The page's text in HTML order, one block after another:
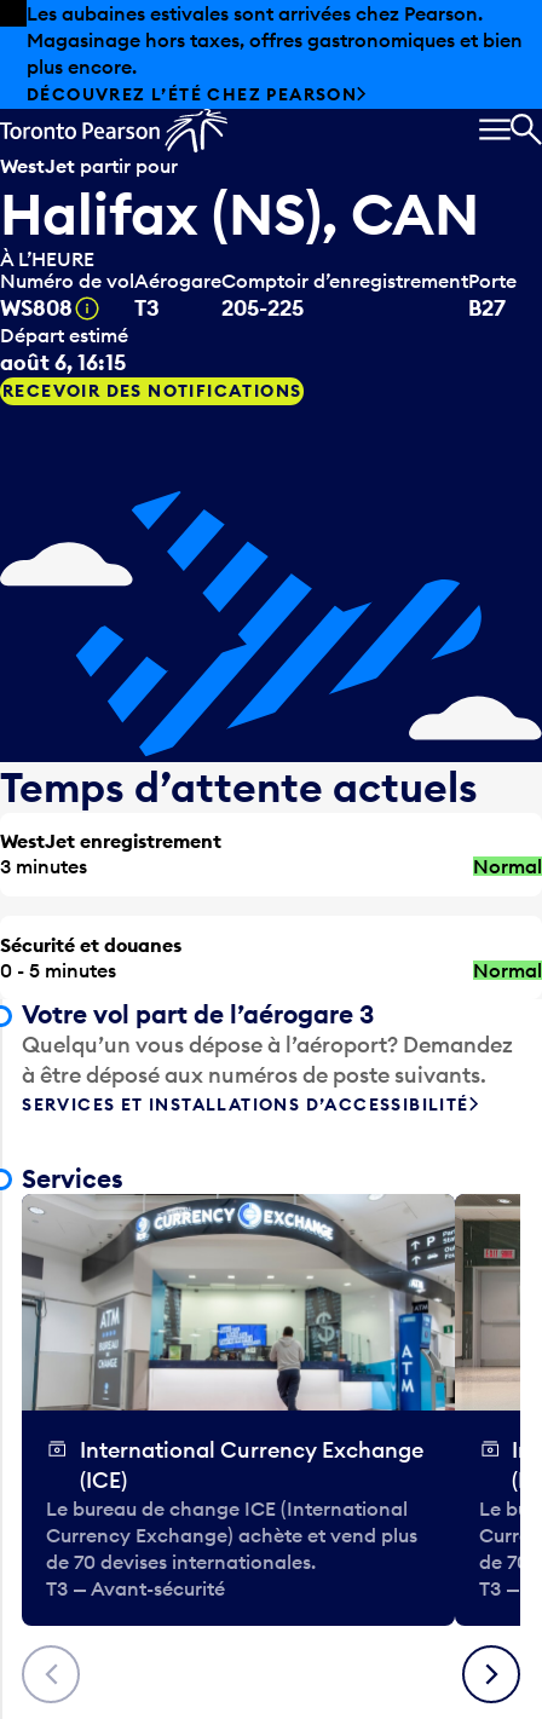
Skip to offers
Passer au contenu principal
Les aubaines estivales sont arrivées chez Pearson.
Magasinage hors taxes, offres gastronomiques et bien
plus encore.
DÉCOUVREZ L’ÉTÉ CHEZ PEARSON
WestJet partir pour
Halifax (NS), CAN
À L’HEURE
Numéro de vol
WS808 Infobulle
Aérogare
T3
Comptoir d’enregistrement
205-225
Porte
B27
Départ estimé
août 6, 16:15
RECEVOIR DES NOTIFICATIONS
Temps d’attente actuels
WestJet enregistrement
3 minutes
Normal
Sécurité et douanes
0 - 5 minutes
Normal
Votre vol part de l’aérogare 3
Quelqu’un vous dépose à l’aéroport? Demandez
à être déposé aux numéros de poste suivants.
SERVICES ET INSTALLATIONS D’ACCESSIBILITÉ
Services
Précédent
International Currency Exchange
(ICE)
Le bureau de change ICE (International
Currency Exchange) achète et vend plus
de 70 devises internationales.
T3 — Avant-sécurité
Le
de 70
T3 —
Suivant